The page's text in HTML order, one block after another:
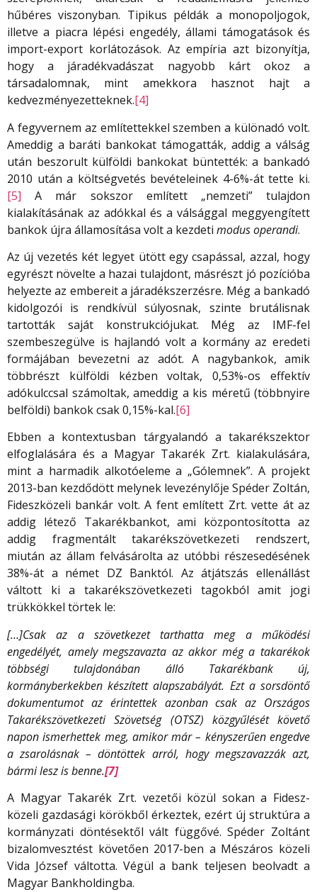
hűbéres viszonyban. Tipikus példák a monopoljogok,
illetve a piacra lépési engedély, állami támogatások és
import-export korlátozások. Az empíria azt bizonyítja,
hogy a járadékvadászat nagyobb kárt okoz a
társadalomnak, mint amekkora hasznot hajt a
kedvezményezetteknek.[4]
A fegyvernem az említettekkel szemben a különadó volt.
Ameddig a baráti bankokat támogatták, addig a válság
után beszorult külföldi bankokat büntették: a bankadó
2010 után a költségvetés bevételeinek 4-6%-át tette ki.
[5] A már sokszor említett „nemzeti” tulajdon
kialakításának az adókkal és a válsággal meggyengített
bankok újra államosítása volt a kezdeti modus operandi.
Az új vezetés két legyet ütött egy csapással, azzal, hogy
egyrészt növelte a hazai tulajdont, másrészt jó pozícióba
helyezte az embereit a járadékszerzésre. Még a bankadó
kidolgozói is rendkívül súlyosnak, szinte brutálisnak
tartották saját konstrukciójukat. Még az IMF-fel
szembeszegülve is hajlandó volt a kormány az eredeti
formájában bevezetni az adót. A nagybankok, amik
többrészt külföldi kézben voltak, 0,53%-os effektív
adókulccsal számoltak, ameddig a kis méretű (többnyire
belföldi) bankok csak 0,15%-kal.[6]
Ebben a kontextusban tárgyalandó a takarékszektor
elfoglalására és a Magyar Takarék Zrt. kialakulására,
mint a harmadik alkotóeleme a „Gólemnek”. A projekt
2013-ban kezdődött melynek levezénylője Spéder Zoltán,
Fideszközeli bankár volt. A fent említett Zrt. vette át az
addig létező Takarékbankot, ami központosította az
addig fragmentált takarékszövetkezeti rendszert,
miután az állam felvásárolta az utóbbi részesedésének
38%-át a német DZ Banktól. Az átjátszás ellenállást
váltott ki a takarékszövetkezeti tagokból amit jogi
trükkökkel törtek le:
[…]Csak az a szövetkezet tarthatta meg a működési
engedélyét, amely megszavazta az akkor még a takarékok
többségi tulajdonában álló Takarékbank új,
kormányberkekben készített alapszabályát. Ezt a sorsdöntő
dokumentumot az érintettek azonban csak az Országos
Takarékszövetkezeti Szövetség (OTSZ) közgyűlését követő
napon ismerhettek meg, amikor már – kényszerűen engedve
a zsarolásnak – döntöttek arról, hogy megszavazzák azt,
bármi lesz is benne.[7]
A Magyar Takarék Zrt. vezetői közül sokan a Fidesz-
közeli gazdasági körökből érkeztek, ezért új struktúra a
kormányzati döntésektől vált függővé. Spéder Zoltánt
bizalomvesztést követően 2017-ben a Mészáros közeli
Vida József váltotta. Végül a bank teljesen beolvadt a
Magyar Bankholdingba.